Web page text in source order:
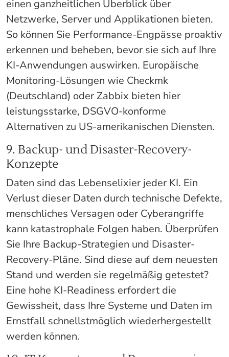
einen ganzheitlichen Überblick über
Netzwerke, Server und Applikationen bieten.
So können Sie Performance-Engpässe proaktiv
erkennen und beheben, bevor sie sich auf Ihre
KI-Anwendungen auswirken. Europäische
Monitoring-Lösungen wie Checkmk
(Deutschland) oder Zabbix bieten hier
leistungsstarke, DSGVO-konforme
Alternativen zu US-amerikanischen Diensten.
9. Backup- und Disaster-Recovery-
Konzepte
Daten sind das Lebenselixier jeder KI. Ein
Verlust dieser Daten durch technische Defekte,
menschliches Versagen oder Cyberangriffe
kann katastrophale Folgen haben. Überprüfen
Sie Ihre Backup-Strategien und Disaster-
Recovery-Pläne. Sind diese auf dem neuesten
Stand und werden sie regelmäßig getestet?
Eine hohe KI-Readiness erfordert die
Gewissheit, dass Ihre Systeme und Daten im
Ernstfall schnellstmöglich wiederhergestellt
werden können.